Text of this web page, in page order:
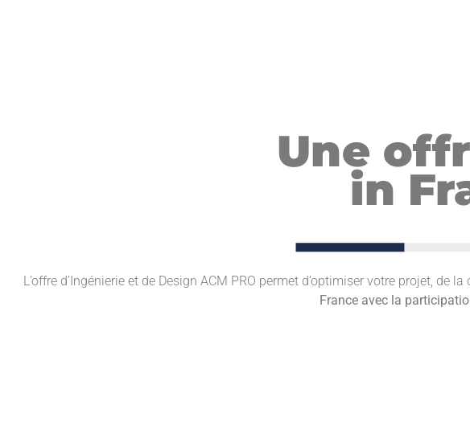
Une
in
L’offre d’Ingénierie et de Design ACM PRO permet d’optimiser votre projet, de
France avec la